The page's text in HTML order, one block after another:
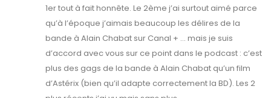
1er tout à fait honnête. Le 2ème j’ai surtout aimé parce
qu’à l’époque j’aimais beaucoup les délires de la
bande à Alain Chabat sur Canal + … mais je suis
d’accord avec vous sur ce point dans le podcast : c’est
plus des gags de la bande à Alain Chabat qu’un film
d’Astérix (bien qu’il adapte correctement la BD). Les 2